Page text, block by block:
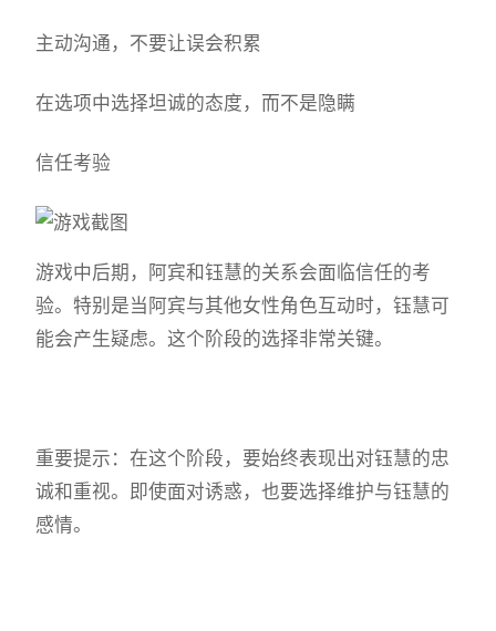
主动沟通，不要让误会积累
在选项中选择坦诚的态度，而不是隐瞒
信任考验
游戏中后期，阿宾和钰慧的关系会面临信任的考
验。特别是当阿宾与其他女性角色互动时，钰慧可
能会产生疑虑。这个阶段的选择非常关键。
重要提示：在这个阶段，要始终表现出对钰慧的忠
诚和重视。即使面对诱惑，也要选择维护与钰慧的
感情。